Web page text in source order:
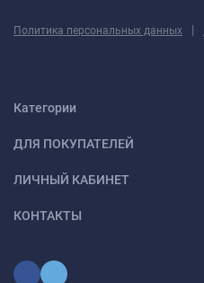
Политика персональных данных |
Категории
ДЛЯ ПОКУПАТЕЛЕЙ
ЛИЧНЫЙ КАБИНЕТ
КОНТАКТЫ